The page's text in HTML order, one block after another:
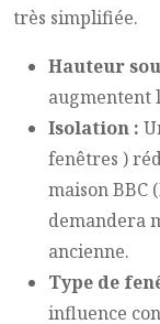
très simplifiée.
Hauteur
augmentent
Isolation :
fenêtres )
maison BBC
demandera
ancienne.
Type de
influence